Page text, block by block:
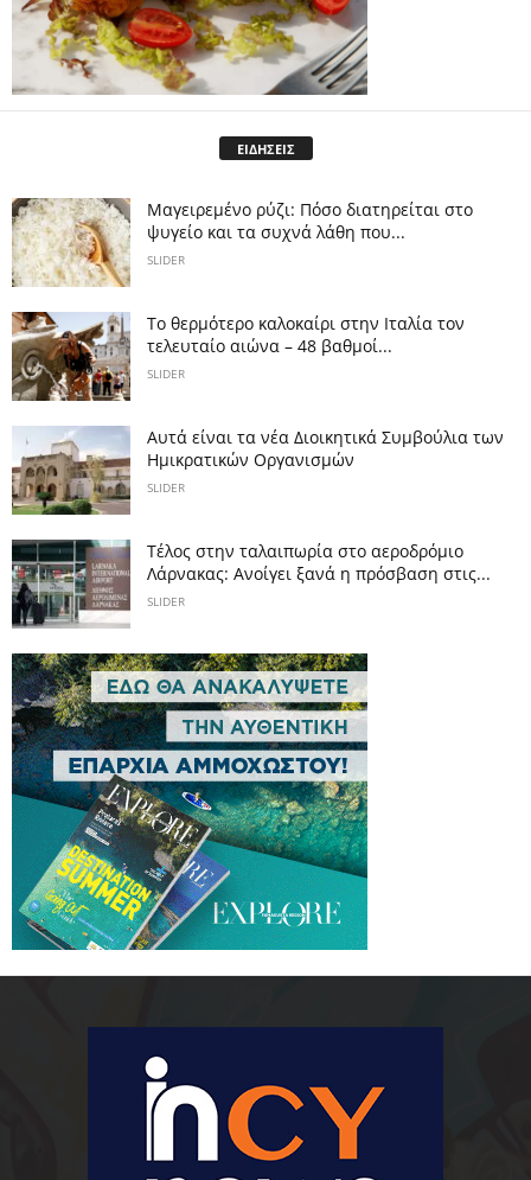
ΕΙΔΗΣΕΙΣ
Μαγειρεμένο ρύζι: Πόσο διατηρείται στο
ψυγείο και τα συχνά λάθη που...
SLIDER
Το θερμότερο καλοκαίρι στην Ιταλία τον
τελευταίο αιώνα – 48 βαθμοί...
SLIDER
Αυτά είναι τα νέα Διοικητικά Συμβούλια των
Ημικρατικών Οργανισμών
SLIDER
Tέλος στην ταλαιπωρία στο αεροδρόμιο
Λάρνακας: Ανοίγει ξανά η πρόσβαση στις...
SLIDER